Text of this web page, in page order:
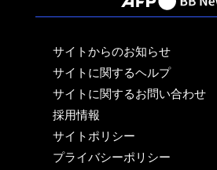
サイトからのお知らせ
サイトに関するヘルプ
サイトに関するお問い合わせ
採用情報
サイトポリシー
プライバシーポリシー